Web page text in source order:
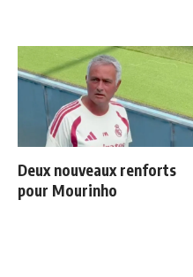
Deux nouveaux renforts
pour Mourinho